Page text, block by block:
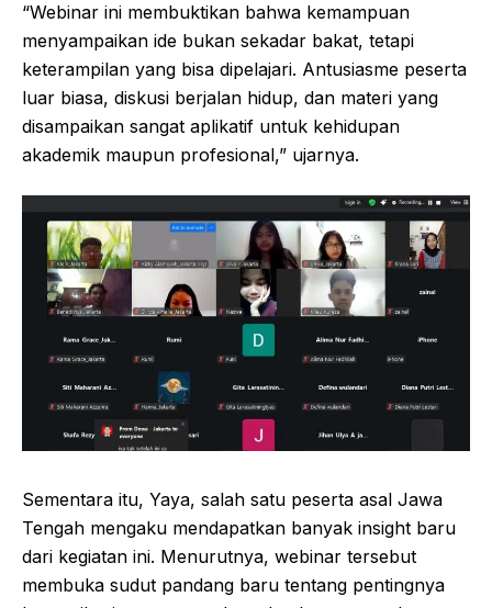
“Webinar ini membuktikan bahwa kemampuan
menyampaikan ide bukan sekadar bakat, tetapi
keterampilan yang bisa dipelajari. Antusiasme peserta
luar biasa, diskusi berjalan hidup, dan materi yang
disampaikan sangat aplikatif untuk kehidupan
akademik maupun profesional,” ujarnya.
Sementara itu, Yaya, salah satu peserta asal Jawa
Tengah mengaku mendapatkan banyak insight baru
dari kegiatan ini. Menurutnya, webinar tersebut
membuka sudut pandang baru tentang pentingnya